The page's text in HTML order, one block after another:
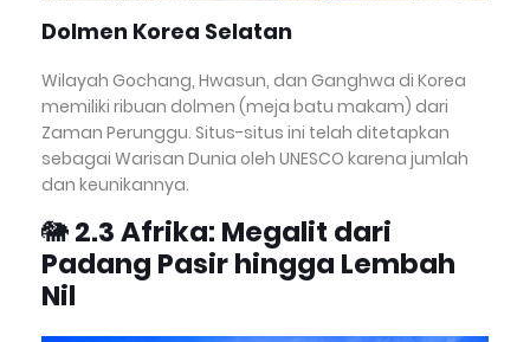
Dolmen Korea Selatan
Wilayah Gochang, Hwasun, dan Ganghwa di Korea
memiliki ribuan dolmen (meja batu makam) dari
Zaman Perunggu. Situs-situs ini telah ditetapkan
sebagai Warisan Dunia oleh UNESCO karena jumlah
dan keunikannya.
🐘2.3 Afrika: Megalit dari
Padang Pasir hingga Lembah
Nil